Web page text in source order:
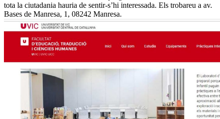
tota la ciutadania hauria de sentir-s’hi interessada. Els trobareu a av.
Bases de Manresa, 1, 08242 Manresa.